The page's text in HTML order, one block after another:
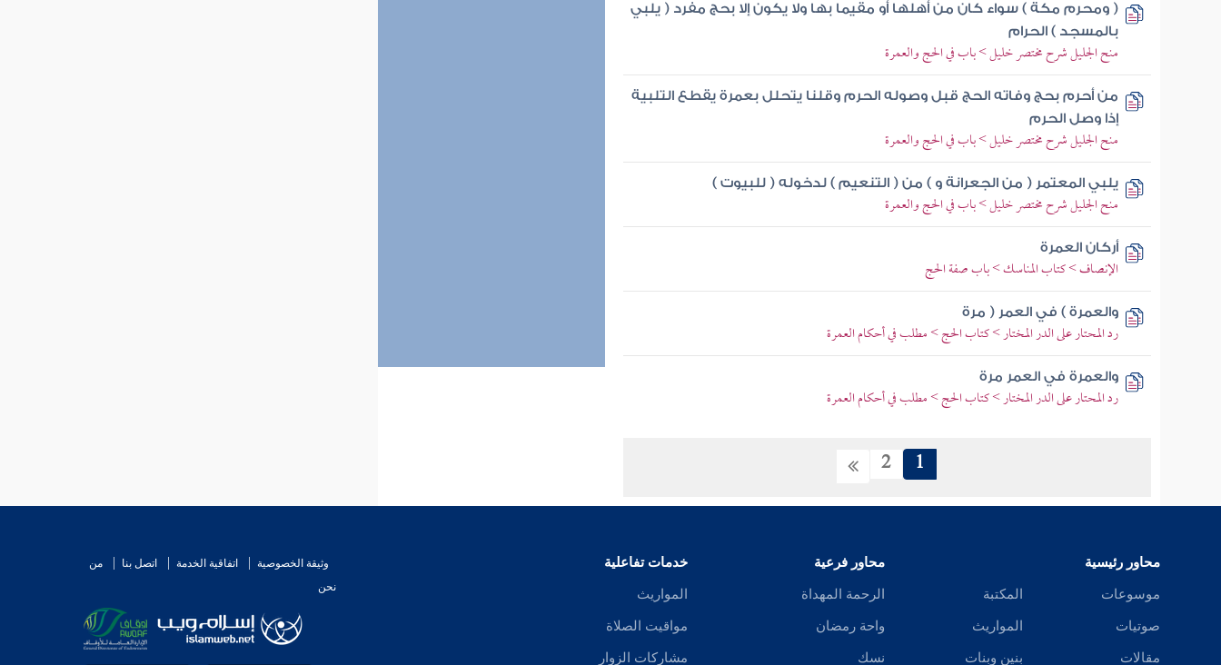
( ومحرم مكة ) سواء كان من أهلها أو مقيما بها ولا يكون إلا بحج مفرد ( يلبي
بالمسجد ) الحرام
منح الجليل شرح مختصر خليل > باب في الحج والعمرة
من أحرم بحج وفاته الحج قبل وصوله الحرم وقلنا يتحلل بعمرة يقطع التلبية
إذا وصل الحرم
منح الجليل شرح مختصر خليل > باب في الحج والعمرة
يلبي المعتمر ( من الجعرانة و ) من ( التنعيم ) لدخوله ( للبيوت )
منح الجليل شرح مختصر خليل > باب في الحج والعمرة
أركان العمرة
الإنصاف > كتاب المناسك > باب صفة الحج
والعمرة ) في العمر ( مرة
رد المحتار على الدر المختار > كتاب الحج > مطلب في أحكام العمرة
والعمرة في العمر مرة
رد المحتار على الدر المختار > كتاب الحج > مطلب في أحكام العمرة
1
2
محاور رئيسية
موسوعات
صوتيات
مقالات
المكتبة
المواريث
بنين وبنات
محاور فرعية
الرحمة المهداة
واحة رمضان
نسك
خدمات تفاعلية
المواريث
مواقيت الصلاة
مشاركات الزوار
وثيقة الخصوصية اتفاقية الخدمة اتصل بنا
من
نحن